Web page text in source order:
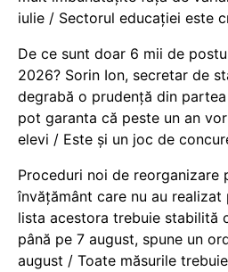
iulie / Sectorul educației este
De ce sunt doar 6 mii de
2026? Sorin Ion, secretar de
degrabă o prudență din
pot garanta că peste un an
elevi / Este și un joc de
Proceduri noi de reorganizare
învățământ care nu au realizat
lista acestora trebuie stabilită
până pe 7 august, spune un
august / Toate măsurile